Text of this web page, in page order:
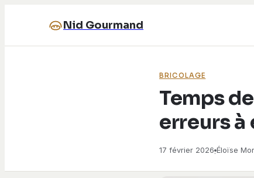
Nid Gourmand
BRICOLAGE
Temps
erreurs
17 février 2026·Éloïse